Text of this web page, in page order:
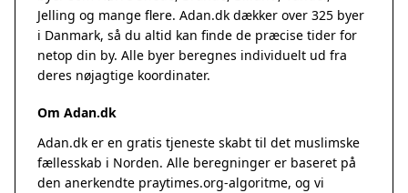
Jelling og mange flere. Adan.dk dækker over 325 byer
i Danmark, så du altid kan finde de præcise tider for
netop din by. Alle byer beregnes individuelt ud fra
deres nøjagtige koordinater.
Om Adan.dk
Adan.dk er en gratis tjeneste skabt til det muslimske
fællesskab i Norden. Alle beregninger er baseret på
den anerkendte praytimes.org-algoritme, og vi